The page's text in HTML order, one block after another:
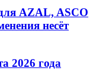
AZAL, ASCO
несёт
2026 года